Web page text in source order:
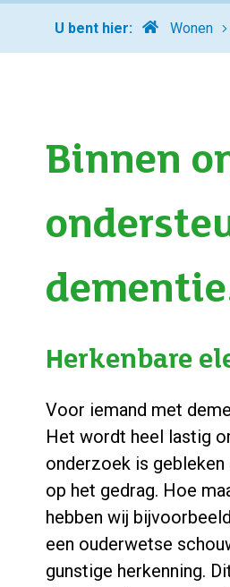
U bent hier:
Home Wonen
Binnen
Herkenbare
Voor iemand met
Het wordt heel lastig
onderzoek is
op het gedrag. Hoe
hebben wij
een ouderwetse
gunstige herkenning.